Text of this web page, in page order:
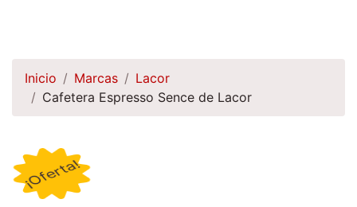
Inicio Marcas
Lacor
Cafetera Espresso Sence de Lacor
¡Oferta!